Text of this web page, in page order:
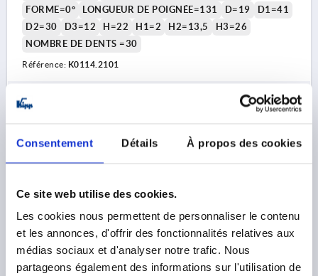
Consentement Détails À propos des cookies
Ce site web utilise des cookies.
Les cookies nous permettent de personnaliser le contenu
et les annonces, d'offrir des fonctionnalités relatives aux
médias sociaux et d'analyser notre trafic. Nous
partageons également des informations sur l'utilisation de
FORME=0° LONGUEUR DE POIGNÉE=131 D=19
D1=41
D2=30
D3=12 H=22 H1=2 H2=13,5
H3=26
NOMBRE DE DENTS =30
Référence: K0114.2101
22,44 €
hors TVA
DÉTAILS
K0114 0